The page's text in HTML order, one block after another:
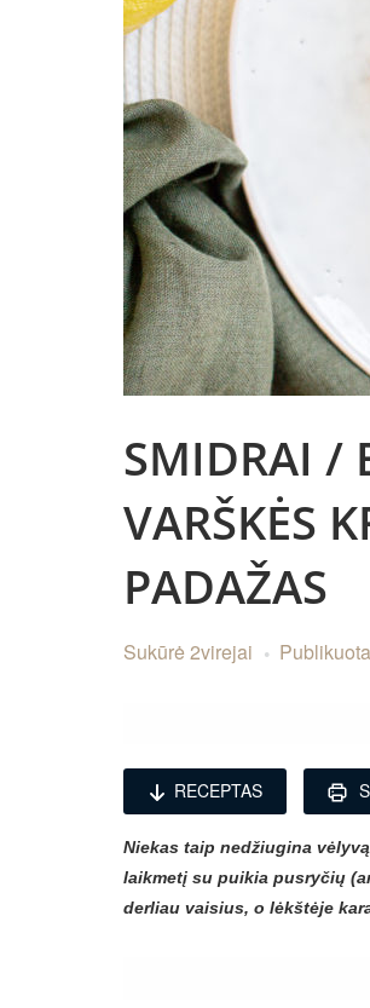
SMIDRAI /
VARŠKĖS
PADAŽAS
Sukūrė 2virejai Publikuota
RECEPTAS
Niekas taip nedžiugina
laikmetį su puikia pusryčių
derliau vaisius, o lėkštėje